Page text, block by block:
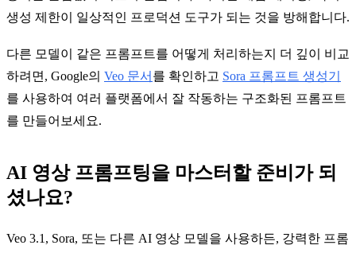
생성 제한이 일상적인 프로덕션 도구가 되는 것을 방해합니다.
다른 모델이 같은 프롬프트를 어떻게 처리하는지 더 깊이 비교
하려면, Google의 Veo 문서 를 확인하고 Sora 프롬프트 생성기
를 사용하여 여러 플랫폼에서 잘 작동하는 구조화된 프롬프트
를 만들어보세요.
AI 영상 프롬프팅을 마스터할 준비가 되
셨나요?
Veo 3.1, Sora, 또는 다른 AI 영상 모델을 사용하든, 강력한 프롬